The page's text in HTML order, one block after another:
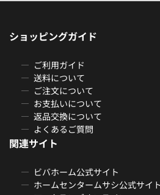
ショッピングガイド
ご利用ガイド
送料について
ご注文について
お支払いについて
返品交換について
よくあるご質問
関連サイト
ビバホーム公式サイト
ホームセンタームサシ公式サイト